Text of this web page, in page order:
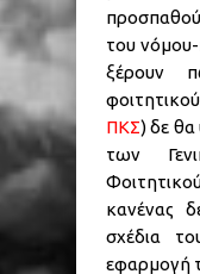
του νόμου-
ξέρουν
ΠΚΣ) δε θα
των
κανένας
σχέδια
εφαρμογή